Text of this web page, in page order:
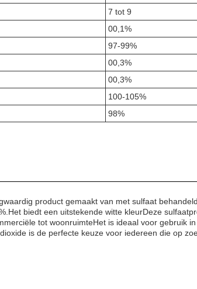
7 tot 9
00,1%
97-99%
00,3%
00,3%
100-105%
98%
product gemaakt van met sulfaat
biedt een uitstekende witte kleurDeze
tot woonruimteHet is ideaal voor gebruik
is de perfecte keuze voor iedereen die op